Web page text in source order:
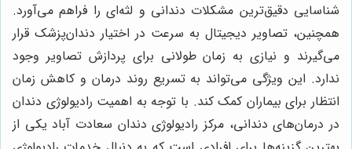
شناسایی دقیق‌ترین مشکلات دندانی و لثه‌ای را فراهم می‌آورد.
همچنین، تصاویر دیجیتال به سرعت در اختیار دندان‌پزشک قرار
می‌گیرند و نیازی به زمان طولانی برای پردازش تصاویر وجود
ندارد. این ویژگی می‌تواند به تسریع روند درمان و کاهش زمان
انتظار برای بیماران کمک کند. با توجه به اهمیت رادیولوژی دندان
در درمان‌های دندانی، مرکز رادیولوژی دندان سعادت آباد یکی از